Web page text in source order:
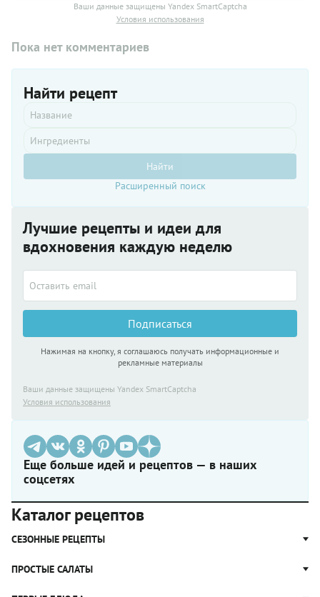
Ваши данные защищены Yandex SmartCaptcha
Условия использования
Пока нет комментариев
Найти рецепт
Найти
Расширенный поиск
Лучшие рецепты и идеи для
вдохновения каждую неделю
Подписаться
Нажимая на кнопку, я соглашаюсь получать информационные и
рекламные материалы
Ваши данные защищены Yandex SmartCaptcha
Условия использования
Еще больше идей и рецептов — в наших
соцсетях
Каталог рецептов
СЕЗОННЫЕ РЕЦЕПТЫ
Рецепты из капусты
ПРОСТЫЕ САЛАТЫ
Простые салаты